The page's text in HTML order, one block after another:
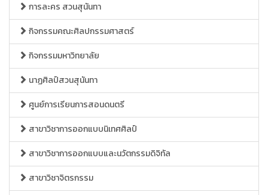
การละคร สวนสุนันทา
กิจกรรมคณะศิลปกรรมศาสตร์
กิจกรรมมหาวิทยาลัย
นาฏศิลป์สวนสุนันทา
ศูนย์การเรียนการสอนดนตรี
สาขาวิชาการออกแบบนิเทศศิลป์
สาขาวิชาการออกแบบและนวัตกรรมดิจิทัล
สาขาวิชาจิตรกรรม